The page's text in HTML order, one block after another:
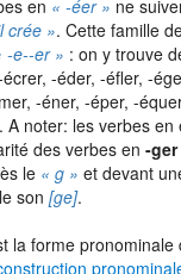
en « -éer » ne
crée ». Cette famille
-e--er » : on y trouve
-éder, -éfler, -
-éner, -éper, -
A noter: les verbes en
des verbes en -ger
le « g » et devant
son [ge].
la forme pronominale